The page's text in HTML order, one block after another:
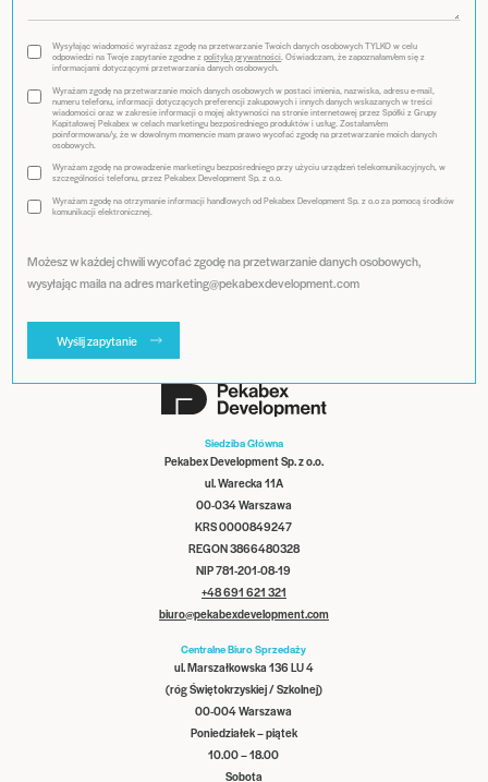
Siedziba Główna
Pekabex Development Sp. z o.o.
ul. Warecka 11A
00-034 Warszawa
KRS 0000849247
REGON 3866480328
NIP 781-201-08-19
+48 691 621 321
biuro@pekabexdevelopment.com
Centralne Biuro Sprzedaży
ul. Marszałkowska 136 LU 4
(róg Świętokrzyskiej / Szkolnej)
00-004 Warszawa
Poniedziałek – piątek
10.00 – 18.00
Sobota
Wysyłając wiadomość wyrażasz zgodę na przetwarzanie Twoich danych osobowych TYLKO w celu
odpowiedzi na Twoje zapytanie zgodne zpolityką prywatności. Oświadczam, że zapoznałam/em się z
informacjami dotyczącymi przetwarzania danych osobowych.
Wyrażam zgodę na przetwarzanie moich danych osobowych w postaci imienia, nazwiska, adresu e-mail,
numeru telefonu, informacji dotyczących preferencji zakupowych i innych danych wskazanych w treści
wiadomości oraz w zakresie informacji o mojej aktywności na stronie internetowej przez Spółki z Grupy
Kapitałowej Pekabex w celach marketingu bezpośredniego produktów i usług. Zostałam/em
poinformowana/y, że w dowolnym momencie mam prawo wycofać zgodę na przetwarzanie moich danych
osobowych.
Wyrażam zgodę na prowadzenie marketingu bezpośredniego przy użyciu urządzeń telekomunikacyjnych, w
szczególności telefonu, przez Pekabex Development Sp. z o.o.
Wyrażam zgodę na otrzymanie informacji handlowych od Pekabex Development Sp. z o.o za pomocą środków
komunikacji elektronicznej.
Możesz w każdej chwili wycofać zgodę na przetwarzanie danych osobowych,
wysyłając maila na adres marketing@pekabexdevelopment.com
Wyślij zapytanie